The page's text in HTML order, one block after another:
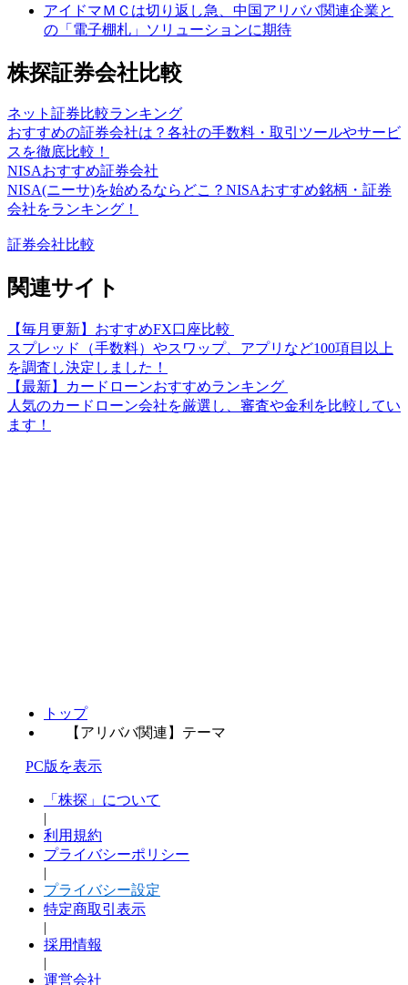
アイドマＭＣは切り返し急、中国アリババ関連企業と
の「電子棚札」ソリューションに期待
株探証券会社比較
ネット証券比較ランキング
おすすめの証券会社は？各社の手数料・取引ツールやサービ
スを徹底比較！
NISAおすすめ証券会社
NISA(ニーサ)を始めるならどこ？NISAおすすめ銘柄・証券
会社をランキング！
証券会社比較
関連サイト
【毎月更新】おすすめFX口座比較
スプレッド（手数料）やスワップ、アプリなど100項目以上
を調査し決定しました！
【最新】カードローンおすすめランキング
人気のカードローン会社を厳選し、審査や金利を比較してい
ます！
トップ
【アリババ関連】テーマ
PC版を表示
「株探」について
|
利用規約
プライバシーポリシー
|
プライバシー設定
特定商取引表示
|
採用情報
|
運営会社